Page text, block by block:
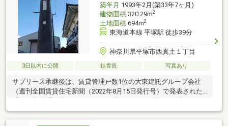
築年月 1993年2月(築33年7ヶ月)
建物面積320.29m2
土地面積694m2
東海道本線 平塚駅 徒歩39分
神奈川県平塚市西真土１丁目
3日以内に公開 鉄骨造 写真あり
サブリース承継後は、賃貸管理戸数1位の大東建託グループ会社
（週刊全国賃貸住宅新聞（2022年8月15日発行号）で発表された
管理を行い、